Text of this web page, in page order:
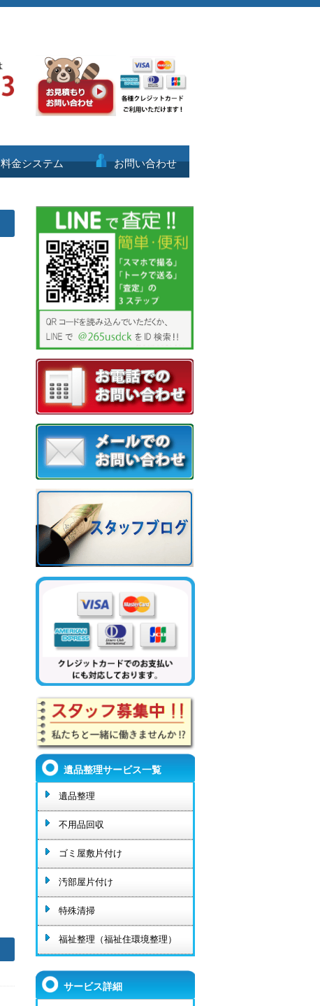
料金システム お問い合わせ
遺品整理サービス一覧
遺品整理
不用品回収
ゴミ屋敷片付け
汚部屋片付け
特殊清掃
福祉整理（福祉住環境整理）
サービス詳細